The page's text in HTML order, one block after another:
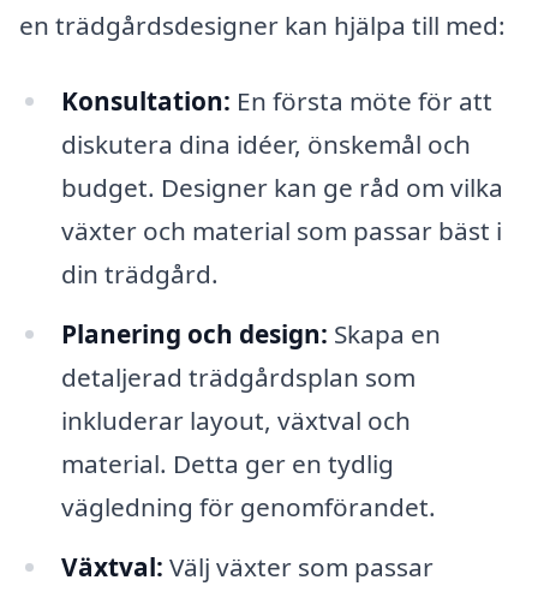
en trädgårdsdesigner kan hjälpa till med:
Konsultation: En första möte för att
diskutera dina idéer, önskemål och
budget. Designer kan ge råd om vilka
växter och material som passar bäst i
din trädgård.
Planering och design: Skapa en
detaljerad trädgårdsplan som
inkluderar layout, växtval och
material. Detta ger en tydlig
vägledning för genomförandet.
Växtval: Välj växter som passar